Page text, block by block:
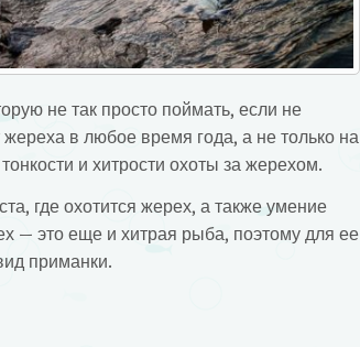
не так просто поймать, если не
в любое время года, а не только на
и хитрости охоты за жерехом.
где охотится жерех, а также умение
— это еще и хитрая рыба, поэтому для ее
приманки.